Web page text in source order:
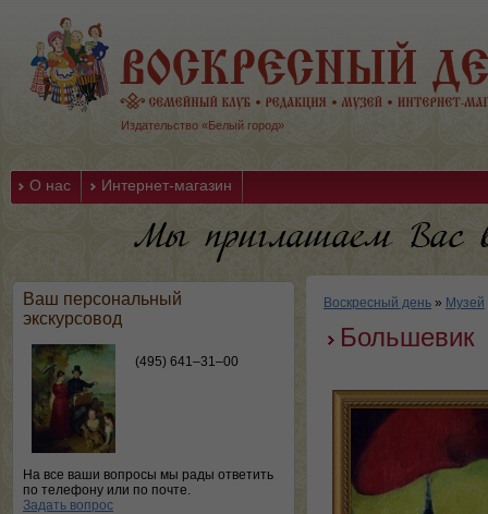
Издательство «Белый город»
О нас Интернет-магазин
Ваш персональный
экскурсовод
(495) 641–31–00
На все ваши вопросы мы рады ответить
по телефону или по почте.
Задать вопрос
Воскресный день » Музей
Большевик